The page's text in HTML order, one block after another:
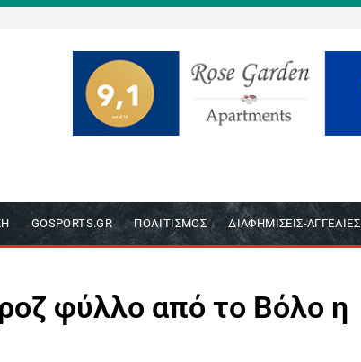
GOSPORTS.GR ΠΟΛΙΤΙΣΜΌΣ ΔΙΑΦΗΜΊΣΕΙΣ-ΑΓΓΕΛΊΕΣ
φύλλο από το Βόλο η